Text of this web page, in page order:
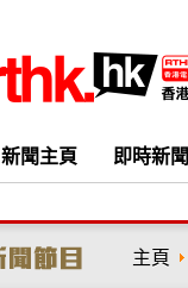
新聞主頁 即時新聞
主頁